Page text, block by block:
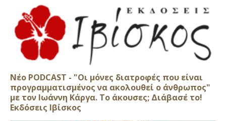
Νέο PODCAST - "Οι μόνες διατροφές που είναι
προγραμματισμένος να ακολουθεί ο άνθρωπος"
με τον Ιωάννη Κάργα. Το άκουσες; Διάβασέ το!
Εκδόσεις Ιβίσκος